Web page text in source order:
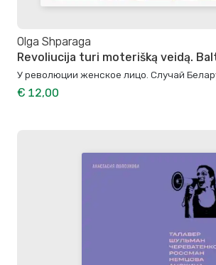
Olga Shparaga
Revoliucija turi moterišką veidą.
У революции женское лицо. Случай
€ 12,00